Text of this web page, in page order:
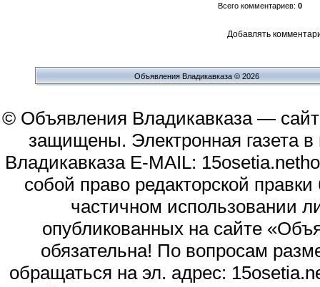
Всего комментариев: 0
Добавлять
Объявления Владикавказа © 2026
© Объявления Владикавказа —
защищены. Электронная газета
Владикавказа E-MAIL:
собой право редакторской
частичном использовании
опубликованных на сайте
обязательна! По вопросам
обращаться на эл. адрес: